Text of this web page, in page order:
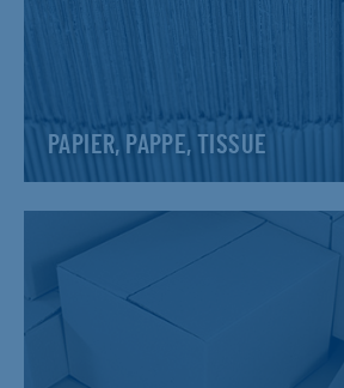
PAPIER, PAPPE, TISSUE